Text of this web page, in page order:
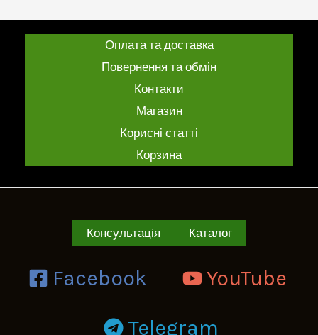
Оплата та доставка
Повернення та обмін
Контакти
Магазин
Корисні статті
Корзина
Консультація Каталог
Facebook
YouTube
Telegram